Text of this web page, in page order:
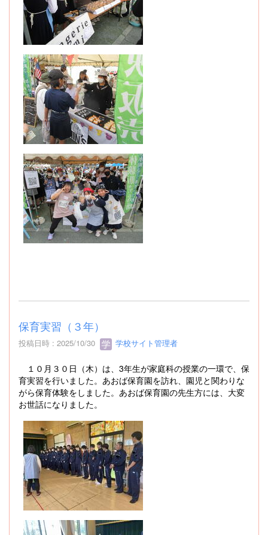
保育実習（３年）
投稿日時 : 2025/10/30 学校サイト管理者
１０月３０日（木）は、3年生が家庭科の授業の一環で、保
育実習を行いました。あおば保育園を訪れ、園児と関わりな
がら保育体験をしました。あおば保育園の先生方には、大変
お世話になりました。